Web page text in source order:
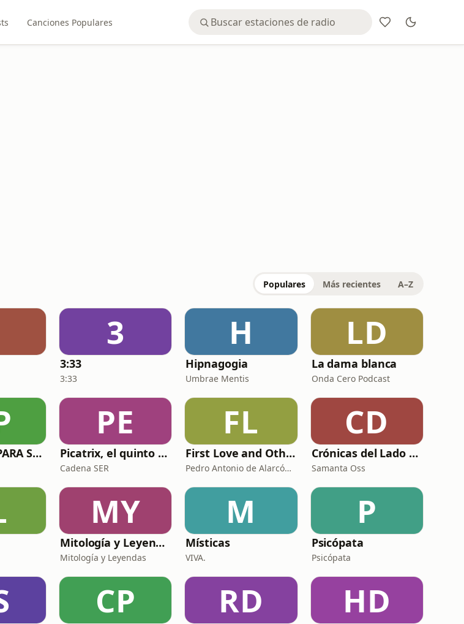
Canciones Populares
Populares Más recientes A–Z
3
3:33
3:33
H
Hipnagogia
Umbrae Mentis
LD
La dama blanca
Onda Cero Podcast
HISTORIAS PARA SER LEÍDAS
PE
Picatrix, el quinto volumen
Cadena SER
FL
First Love and Other Fascinating Stories of Spanish Life
Pedro Antonio de Alarcón y Ariza, Serafín Estébanez Calderón, Juan Eugenio Hartzenbusch, Emilia Pardo Bazán, Armando Palacio Valdés
CD
Crónicas del Lado Oscuro
Samanta Oss
MY
Mitología y Leyendas
Mitología y Leyendas
M
Místicas
VIVA.
P
Psicópata
Psicópata
CP RD HD